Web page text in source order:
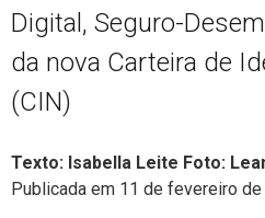
Digital, Seguro-
da nova Carteira de
(CIN)
Texto: Isabella Leite Foto:
Publicada em 11 de fevereiro